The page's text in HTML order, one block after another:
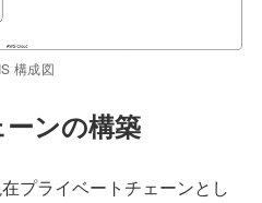
構成図
ンの構築
プライベートチェーンとし